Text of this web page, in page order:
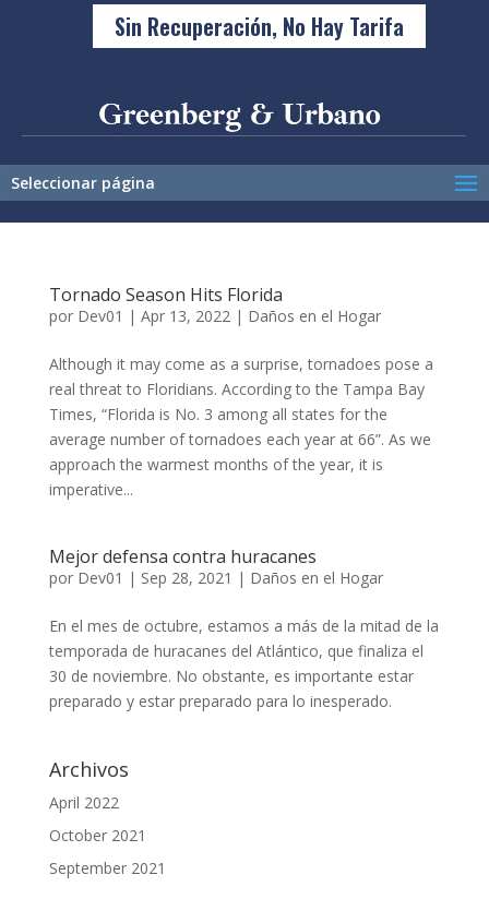
Sin Recuperación, No Hay Tarifa
Seleccionar página
Tornado Season Hits Florida
por Dev01 | Apr 13, 2022| Daños en el Hogar
Although it may come as a surprise, tornadoes pose a
real threat to Floridians. According to the Tampa Bay
Times, “Florida is No. 3 among all states for the
average number of tornadoes each year at 66”. As we
approach the warmest months of the year, it is
imperative...
Mejor defensa contra huracanes
por Dev01 | Sep 28, 2021 | Daños en el Hogar
En el mes de octubre, estamos a más de la mitad de la
temporada de huracanes del Atlántico, que finaliza el
30 de noviembre. No obstante, es importante estar
preparado y estar preparado para lo inesperado.
Archivos
April 2022
October 2021
September 2021